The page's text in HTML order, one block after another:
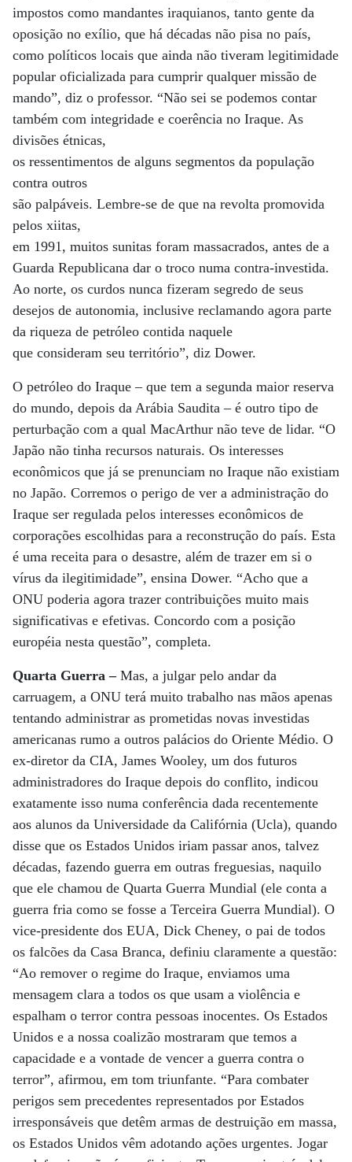
impostos como mandantes iraquianos, tanto gente da
oposição no exílio, que há décadas não pisa no país,
como políticos locais que ainda não tiveram legitimidade
popular oficializada para cumprir qualquer missão de
mando”, diz o professor. “Não sei se podemos contar
também com integridade e coerência no Iraque. As
divisões étnicas,
os ressentimentos de alguns segmentos da população
contra outros
são palpáveis. Lembre-se de que na revolta promovida
pelos xiitas,
em 1991, muitos sunitas foram massacrados, antes de a
Guarda Republicana dar o troco numa contra-investida.
Ao norte, os curdos nunca fizeram segredo de seus
desejos de autonomia, inclusive reclamando agora parte
da riqueza de petróleo contida naquele
que consideram seu território”, diz Dower.
O petróleo do Iraque – que tem a segunda maior reserva
do mundo, depois da Arábia Saudita – é outro tipo de
perturbação com a qual MacArthur não teve de lidar. “O
Japão não tinha recursos naturais. Os interesses
econômicos que já se prenunciam no Iraque não existiam
no Japão. Corremos o perigo de ver a administração do
Iraque ser regulada pelos interesses econômicos de
corporações escolhidas para a reconstrução do país. Esta
é uma receita para o desastre, além de trazer em si o
vírus da ilegitimidade”, ensina Dower. “Acho que a
ONU poderia agora trazer contribuições muito mais
significativas e efetivas. Concordo com a posição
européia nesta questão”, completa.
Quarta Guerra –Mas, a julgar pelo andar da
carruagem, a ONU terá muito trabalho nas mãos apenas
tentando administrar as prometidas novas investidas
americanas rumo a outros palácios do Oriente Médio. O
ex-diretor da CIA, James Wooley, um dos futuros
administradores do Iraque depois do conflito, indicou
exatamente isso numa conferência dada recentemente
aos alunos da Universidade da Califórnia (Ucla), quando
disse que os Estados Unidos iriam passar anos, talvez
décadas, fazendo guerra em outras freguesias, naquilo
que ele chamou de Quarta Guerra Mundial (ele conta a
guerra fria como se fosse a Terceira Guerra Mundial). O
vice-presidente dos EUA, Dick Cheney, o pai de todos
os falcões da Casa Branca, definiu claramente a questão:
“Ao remover o regime do Iraque, enviamos uma
mensagem clara a todos os que usam a violência e
espalham o terror contra pessoas inocentes. Os Estados
Unidos e a nossa coalizão mostraram que temos a
capacidade e a vontade de vencer a guerra contra o
terror”, afirmou, em tom triunfante. “Para combater
perigos sem precedentes representados por Estados
irresponsáveis que detêm armas de destruição em massa,
os Estados Unidos vêm adotando ações urgentes. Jogar